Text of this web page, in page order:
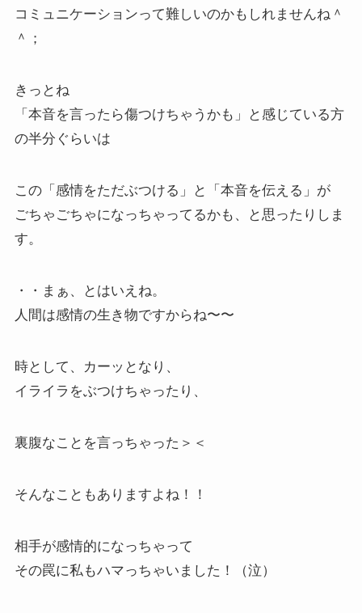
コミュニケーションって難しいのかもしれませんね＾
＾；
きっとね
「本音を言ったら傷つけちゃうかも」と感じている方
の半分ぐらいは
この「感情をただぶつける」と「本音を伝える」が
ごちゃごちゃになっちゃってるかも、と思ったりしま
す。
・・まぁ、とはいえね。
人間は感情の生き物ですからね〜〜
時として、カーッとなり、
イライラをぶつけちゃったり、
裏腹なことを言っちゃった＞＜
そんなこともありますよね！！
相手が感情的になっちゃって
その罠に私もハマっちゃいました！（泣）